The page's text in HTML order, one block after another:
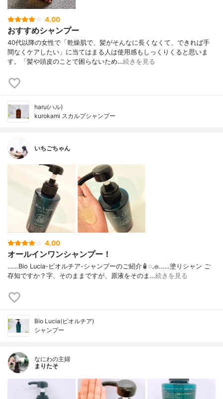
4.00
おすすめシャンプー
40代以降の女性で「乾燥肌で、髪がそんなに長くなくて、できれば手
間なくケアしたい」に当てはまる人は使用感もしっくりくると思いま
す。「髪や頭皮のことで困らないため…続きを見る
haru(ハル)
kurokami スカルプシャンプー
いちごちゃん
4.00
オールインワンシャンプー！
……⁡Bio Lucia⁡⁡-ビオルチア-⁡⁡シャンプー⁡⁡のご紹介🧴‎◌𓈒𓐍⁡……⁡⁡⁡⁡塗りシャン ご
存知ですか？⁡⁡⁡⁡字、そのままですが、⁡原液をそのま…続きを見る
Bio Lucia(ビオルチア)
シャンプー
なにわの主婦
まりたそ